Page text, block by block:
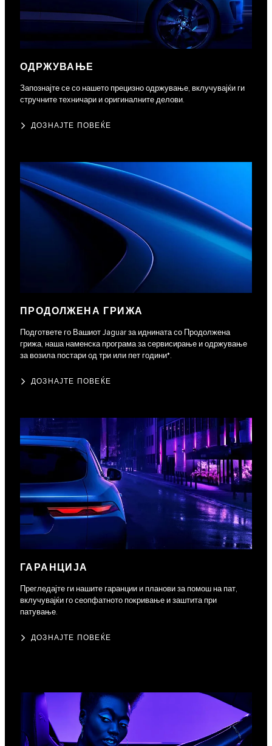
ОДРЖУВАЊЕ
Запознајте се со нашето прецизно одржување, вклучувајќи ги
стручните техничари и оригиналните делови.
ДОЗНАЈТЕ ПОВЕЌЕ
ПРОДОЛЖЕНА ГРИЖА
Подгответе го Вашиот Jaguar за иднината со Продолжена
грижа, наша наменска програма за сервисирање и одржување
за возила постари од три или пет години*.
ДОЗНАЈТЕ ПОВЕЌЕ
ГАРАНЦИЈА
Прегледајте ги нашите гаранции и планови за помош на пат,
вклучувајќи го сеопфатното покривање и заштита при
патување.
ДОЗНАЈТЕ ПОВЕЌЕ